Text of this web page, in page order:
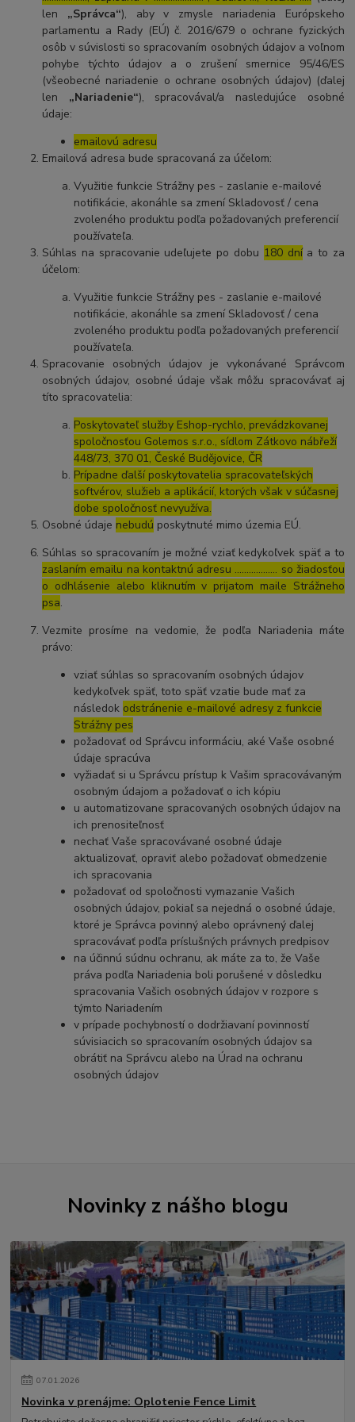
len „Správca“), aby v zmysle nariadenia Európskeho
parlamentu a Rady (EÚ) č. 2016/679 o ochrane fyzických
osôb v súvislosti so spracovaním osobných údajov a voľnom
pohybe týchto údajov a o zrušení smernice 95/46/ES
(všeobecné nariadenie o ochrane osobných údajov) (ďalej
len „Nariadenie“), spracovával/a nasledujúce osobné
údaje:
emailovú adresu
Emailová adresa bude spracovaná za účelom:
Využitie funkcie Strážny pes - zaslanie e-mailové
notifikácie, akonáhle sa zmení Skladovosť / cena
zvoleného produktu podľa požadovaných preferencií
používateľa.
Súhlas na spracovanie udeľujete po dobu 180 dnía to za
účelom:
Využitie funkcie Strážny pes - zaslanie e-mailové
notifikácie, akonáhle sa zmení Skladovosť / cena
zvoleného produktu podľa požadovaných preferencií
používateľa.
Spracovanie osobných údajov je vykonávané Správcom
osobných údajov, osobné údaje však môžu spracovávať aj
títo spracovatelia:
Poskytovateľ služby Eshop-rychlo, prevádzkovanej
spoločnosťou Golemos s.r.o., sídlom Zátkovo nábřeží
448/73, 370 01, České Budějovice, ČR
Prípadne ďalší poskytovatelia spracovateľských
softvérov, služieb a aplikácií, ktorých však v súčasnej
dobe spoločnosť nevyužíva.
Osobné údaje nebudú poskytnuté mimo územia EÚ.
Súhlas so spracovaním je možné vziať kedykoľvek späť a to
zaslaním emailu na kontaktnú adresu ..……………. so žiadosťou
o odhlásenie alebo kliknutím v prijatom maile Strážneho
psa.
Vezmite prosíme na vedomie, že podľa Nariadenia máte
právo:
vziať súhlas so spracovaním osobných údajov
kedykoľvek späť, toto späť vzatie bude mať za
následok odstránenie e-mailové adresy z funkcie
Strážny pes
požadovať od Správcu informáciu, aké Vaše osobné
údaje spracúva
vyžiadať si u Správcu prístup k Vašim spracovávaným
osobným údajom a požadovať o ich kópiu
u automatizovane spracovaných osobných údajov na
ich prenositeľnosť
nechať Vaše spracovávané osobné údaje
aktualizovať, opraviť alebo požadovať obmedzenie
ich spracovania
požadovať od spoločnosti vymazanie Vašich
osobných údajov, pokiaľ sa nejedná o osobné údaje,
ktoré je Správca povinný alebo oprávnený ďalej
spracovávať podľa príslušných právnych predpisov
na účinnú súdnu ochranu, ak máte za to, že Vaše
práva podľa Nariadenia boli porušené v dôsledku
spracovania Vašich osobných údajov v rozpore s
týmto Nariadením
v prípade pochybností o dodržiavaní povinností
súvisiacich so spracovaním osobných údajov sa
obrátiť na Správcu alebo na Úrad na ochranu
osobných údajov
Novinky z nášho blogu
07.01.2026
Novinka v prenájme: Oplotenie Fence Limit